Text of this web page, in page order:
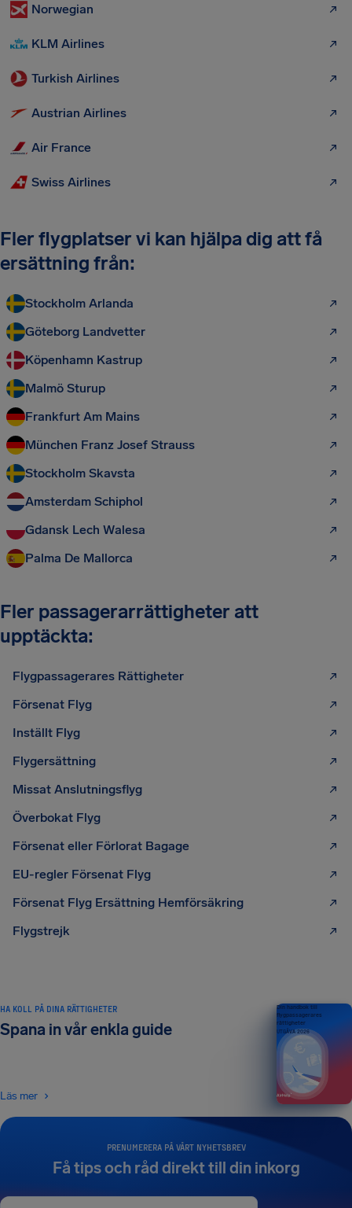
Norwegian
KLM Airlines
Turkish Airlines
Austrian Airlines
Air France
Swiss Airlines
Fler flygplatser vi kan hjälpa dig att få
ersättning från:
Stockholm Arlanda
Göteborg Landvetter
Köpenhamn Kastrup
Malmö Sturup
Frankfurt Am Mains
München Franz Josef Strauss
Stockholm Skavsta
Amsterdam Schiphol
Gdansk Lech Walesa
Palma De Mallorca
Fler passagerarrättigheter att
upptäckta:
Flygpassagerares Rättigheter
Försenat Flyg
Inställt Flyg
Flygersättning
Missat Anslutningsflyg
Överbokat Flyg
Försenat eller Förlorat Bagage
EU-regler Försenat Flyg
Försenat Flyg Ersättning Hemförsäkring
Flygstrejk
PRENUMERERA PÅ VÅRT NYHETSBREV
Få tips och råd direkt till din inkorg
HA KOLL PÅ DINA RÄTTIGHETER
Spana in vår enkla guide
Läs mer
Din handbok till
flygpassagerares
rättigheter
UTGÅVA 2026